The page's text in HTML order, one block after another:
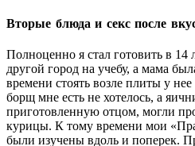
Вторые блюда и секс после
Полноценно я стал готовить в 14
другой город на учебу, а мама
времени стоять возле плиты у
борщ мне есть не хотелось, а
приготовленную отцом, могли
курицы. К тому времени мои
были изучены вдоль и поперек.